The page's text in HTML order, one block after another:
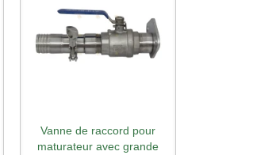
Aperçu rapide
Vanne de raccord pour
maturateur avec grande